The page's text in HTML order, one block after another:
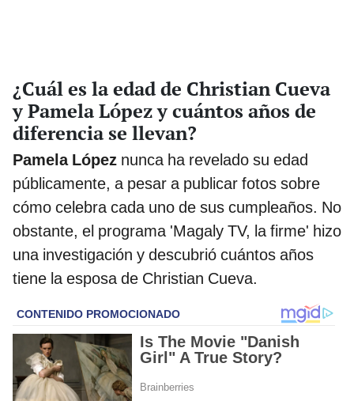
¿Cuál es la edad de Christian Cueva
y Pamela López y cuántos años de
diferencia se llevan?
Pamela López nunca ha revelado su edad
públicamente, a pesar a publicar fotos sobre
cómo celebra cada uno de sus cumpleaños. No
obstante, el programa 'Magaly TV, la firme' hizo
una investigación y descubrió cuántos años
tiene la esposa de Christian Cueva.